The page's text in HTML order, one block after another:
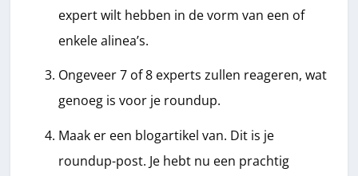
expert wilt hebben in de vorm van een of
enkele alinea’s.
Ongeveer 7 of 8 experts zullen reageren, wat
genoeg is voor je roundup.
Maak er een blogartikel van. Dit is je
roundup-post. Je hebt nu een prachtig